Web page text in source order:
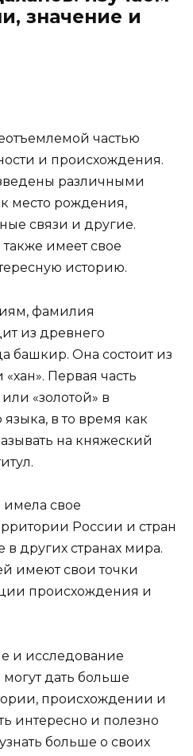
значение и
частью
и происхождения.
различными
место рождения,
связи и другие.
имеет свое
историю.
фамилия
из древнего
башкир. Она состоит из
«хан». Первая часть
или «золотой» в
в то время как
на княжеский
свое
России и стран
других странах мира.
имеют свои точки
происхождения и
и исследование
дать больше
происхождении и
интересно и полезно
больше о своих